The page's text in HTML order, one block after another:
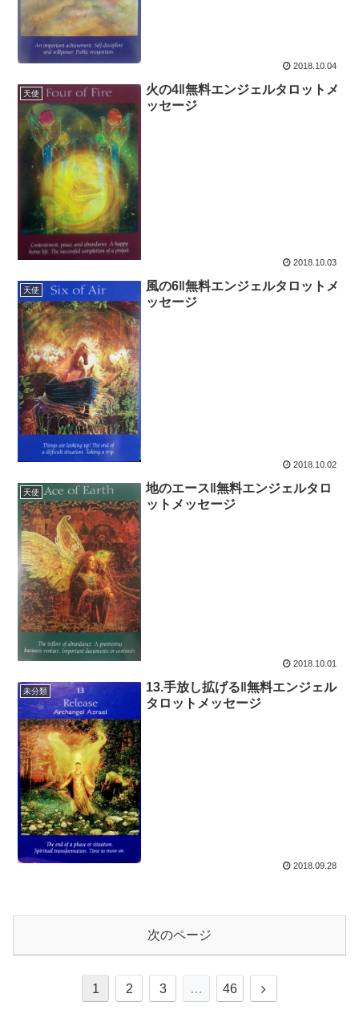
2018.10.04
天使
火の4‖無料エンジェルタロットメ
ッセージ
2018.10.03
天使
風の6‖無料エンジェルタロットメ
ッセージ
2018.10.02
天使
地のエース‖無料エンジェルタロ
ットメッセージ
2018.10.01
未分類
13.手放し拡げる‖無料エンジェル
タロットメッセージ
2018.09.28
次のページ
1 2 3 … 46
次